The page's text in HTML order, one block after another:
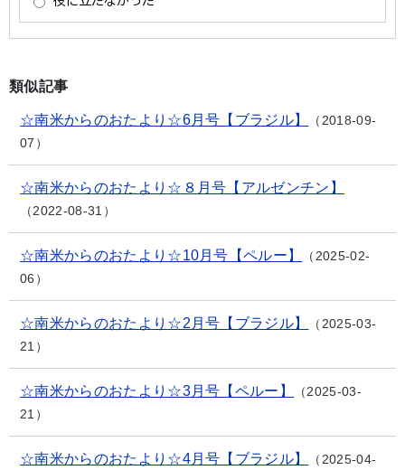
類似記事
☆南米からのおたより☆6月号【ブラジル】
2018-09-
07
☆南米からのおたより☆８月号【アルゼンチン】
2022-08-31
☆南米からのおたより☆10月号【ペルー】
2025-02-
06
☆南米からのおたより☆2月号【ブラジル】
2025-03-
21
☆南米からのおたより☆3月号【ペルー】
2025-03-
21
☆南米からのおたより☆4月号【ブラジル】
2025-04-